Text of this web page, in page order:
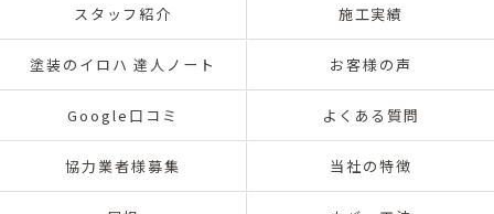
スタッフ紹介 施工実績
塗装のイロハ 達人ノート お客様の声
Google口コミ よくある質問
協力業者様募集 当社の特徴